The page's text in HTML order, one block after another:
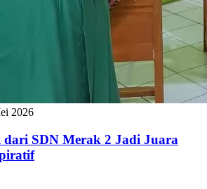
2026
SDN Merak 2 Jadi Juara